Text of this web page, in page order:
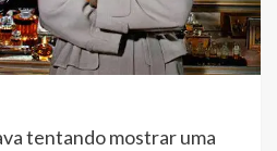
tentando mostrar uma